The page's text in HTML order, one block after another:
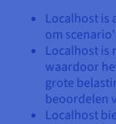
Localhost is
om
Localhost is
waardoor
grote
beoordelen
Localhost